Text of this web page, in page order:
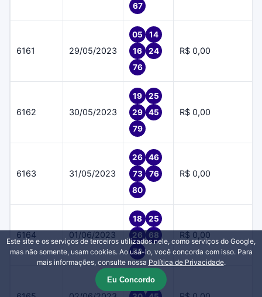
67
6161 29/05/2023
05
14
16
24
76
R$ 0,00
6162 30/05/2023
19
25
29
45
79
R$ 0,00
6163 31/05/2023
26
46
73
76
80
R$ 0,00
6164 01/06/2023
18
25
26
68
73
R$ 0,00
16
22
Este site e os serviços de terceiros utilizados nele, como serviços do Google,
mas não somente, usam cookies. Ao usá-lo, você concorda com isso. Para
mais informações, consulte nossa Política de Privacidade.
Eu Concordo